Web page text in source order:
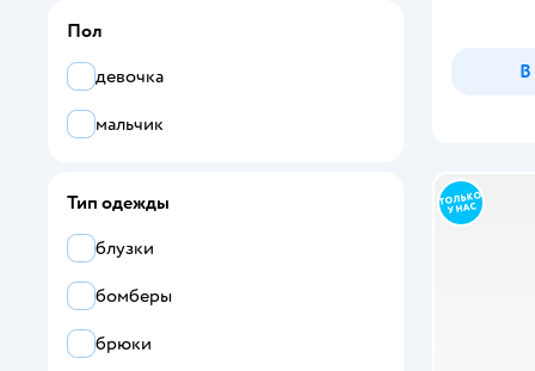
В
Aleida
Alex
ALEX YVN
бордовый
Пол
девочка
мальчик
Тип одежды
блузки
бомберы
брюки